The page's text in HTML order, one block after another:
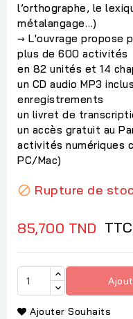
l’orthographe, le
métalangage…)
→ L'ouvrage propose
plus de 600 activités
en 82 unités et 14
un CD audio MP3
enregistrements
un livret de
un accès gratuit au
activités numériques
PC/Mac)
 Rupture de
85,700 TND TTC
Ajouter Souhaits